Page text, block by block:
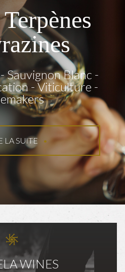
Sauvignon Blanc
Viticulture
LA SUITE
WINES